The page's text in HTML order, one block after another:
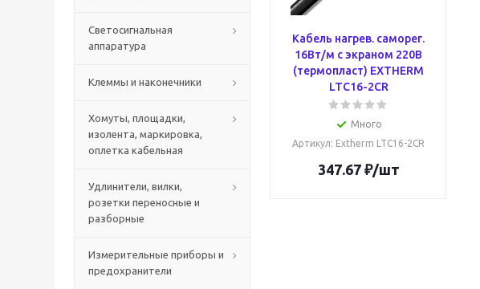
Светосигнальная
аппаратура
Клеммы и наконечники
Хомуты, площадки,
изолента, маркировка,
оплетка кабельная
Удлинители, вилки,
розетки переносные и
разборные
Измерительные приборы и
предохранители
Кабель нагрев. саморег.
16Вт/м с экраном 220В
(термопласт) EXTHERM
LTC16-2CR
Много
Артикул: Extherm LTC16-2CR
347.67₽/шт